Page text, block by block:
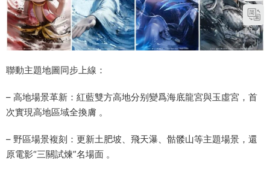
聯動主題地圖同步上線：
– 高地場景革新：紅藍雙方高地分别變爲海底龍宮與玉虛宮，首
次實現高地區域全換膚 。
– 野區場景複刻：更新土肥坡、飛天瀑、骷髅山等主題場景，還
原電影“三關試煉”名場面 。